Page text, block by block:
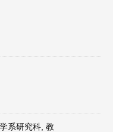
系研究科, 教